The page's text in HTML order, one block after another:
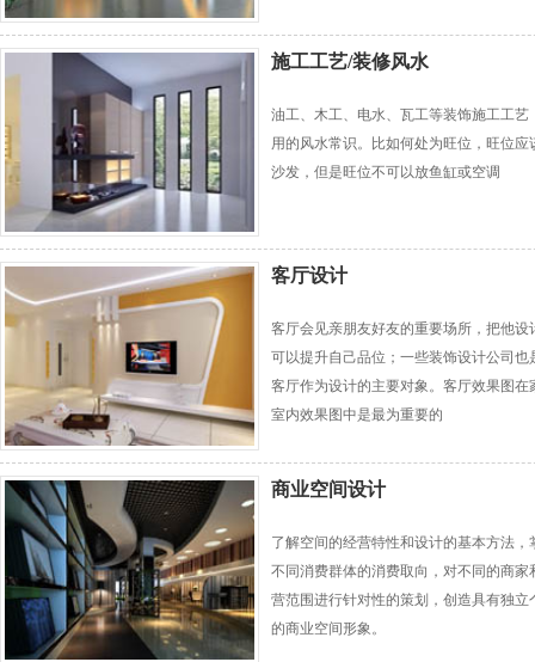
施工工艺/装修风水
油工、木工、电水、瓦工等装饰施工工艺
用的风水常识。比如何处为旺位，旺位应
沙发，但是旺位不可以放鱼缸或空调
客厅设计
客厅会见亲朋友好友的重要场所，把他设
可以提升自己品位；一些装饰设计公司也
客厅作为设计的主要对象。客厅效果图在
室内效果图中是最为重要的
商业空间设计
了解空间的经营特性和设计的基本方法，
不同消费群体的消费取向，对不同的商家
营范围进行针对性的策划，创造具有独立
的商业空间形象。